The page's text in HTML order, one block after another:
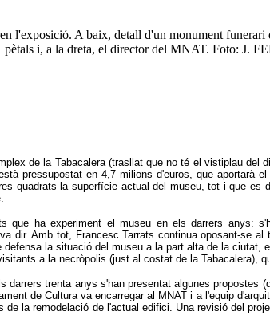
l'exposició. A baix, detall d'un monument funerari
pètals i, a la dreta, el director del MNAT. Foto: J.
de la Tabacalera (trasllat que no té el vistiplau
pressupostat en 4,7 milions d'euros, que aportarà
quadrats la superfície actual del museu, tot i que
que ha experiment el museu en els darrers anys:
dir. Amb tot, Francesc Tarrats continua oposant-se
la situació del museu a la part alta de la
a la necròpolis (just al costat de la Tabacalera),
darrers trenta anys s'han presentat algunes
de Cultura va encarregar al MNAT i a l'equip
la remodelació de l'actual edifici. Una revisió del